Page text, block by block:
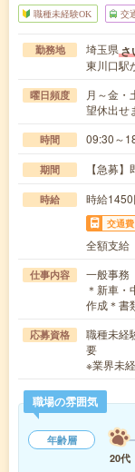
職種未経験OK 交
勤務地 埼玉県さ
東川口駅
曜日頻度
月～金
望休出せ
時間 09:30～
期間 【急募
時給 時給
交通費
全額支給
仕事内容
一般事務
＊新車
作成＊書
応募資格
職種未経
要
※業界未
職場の雰囲気
年齢層
20代